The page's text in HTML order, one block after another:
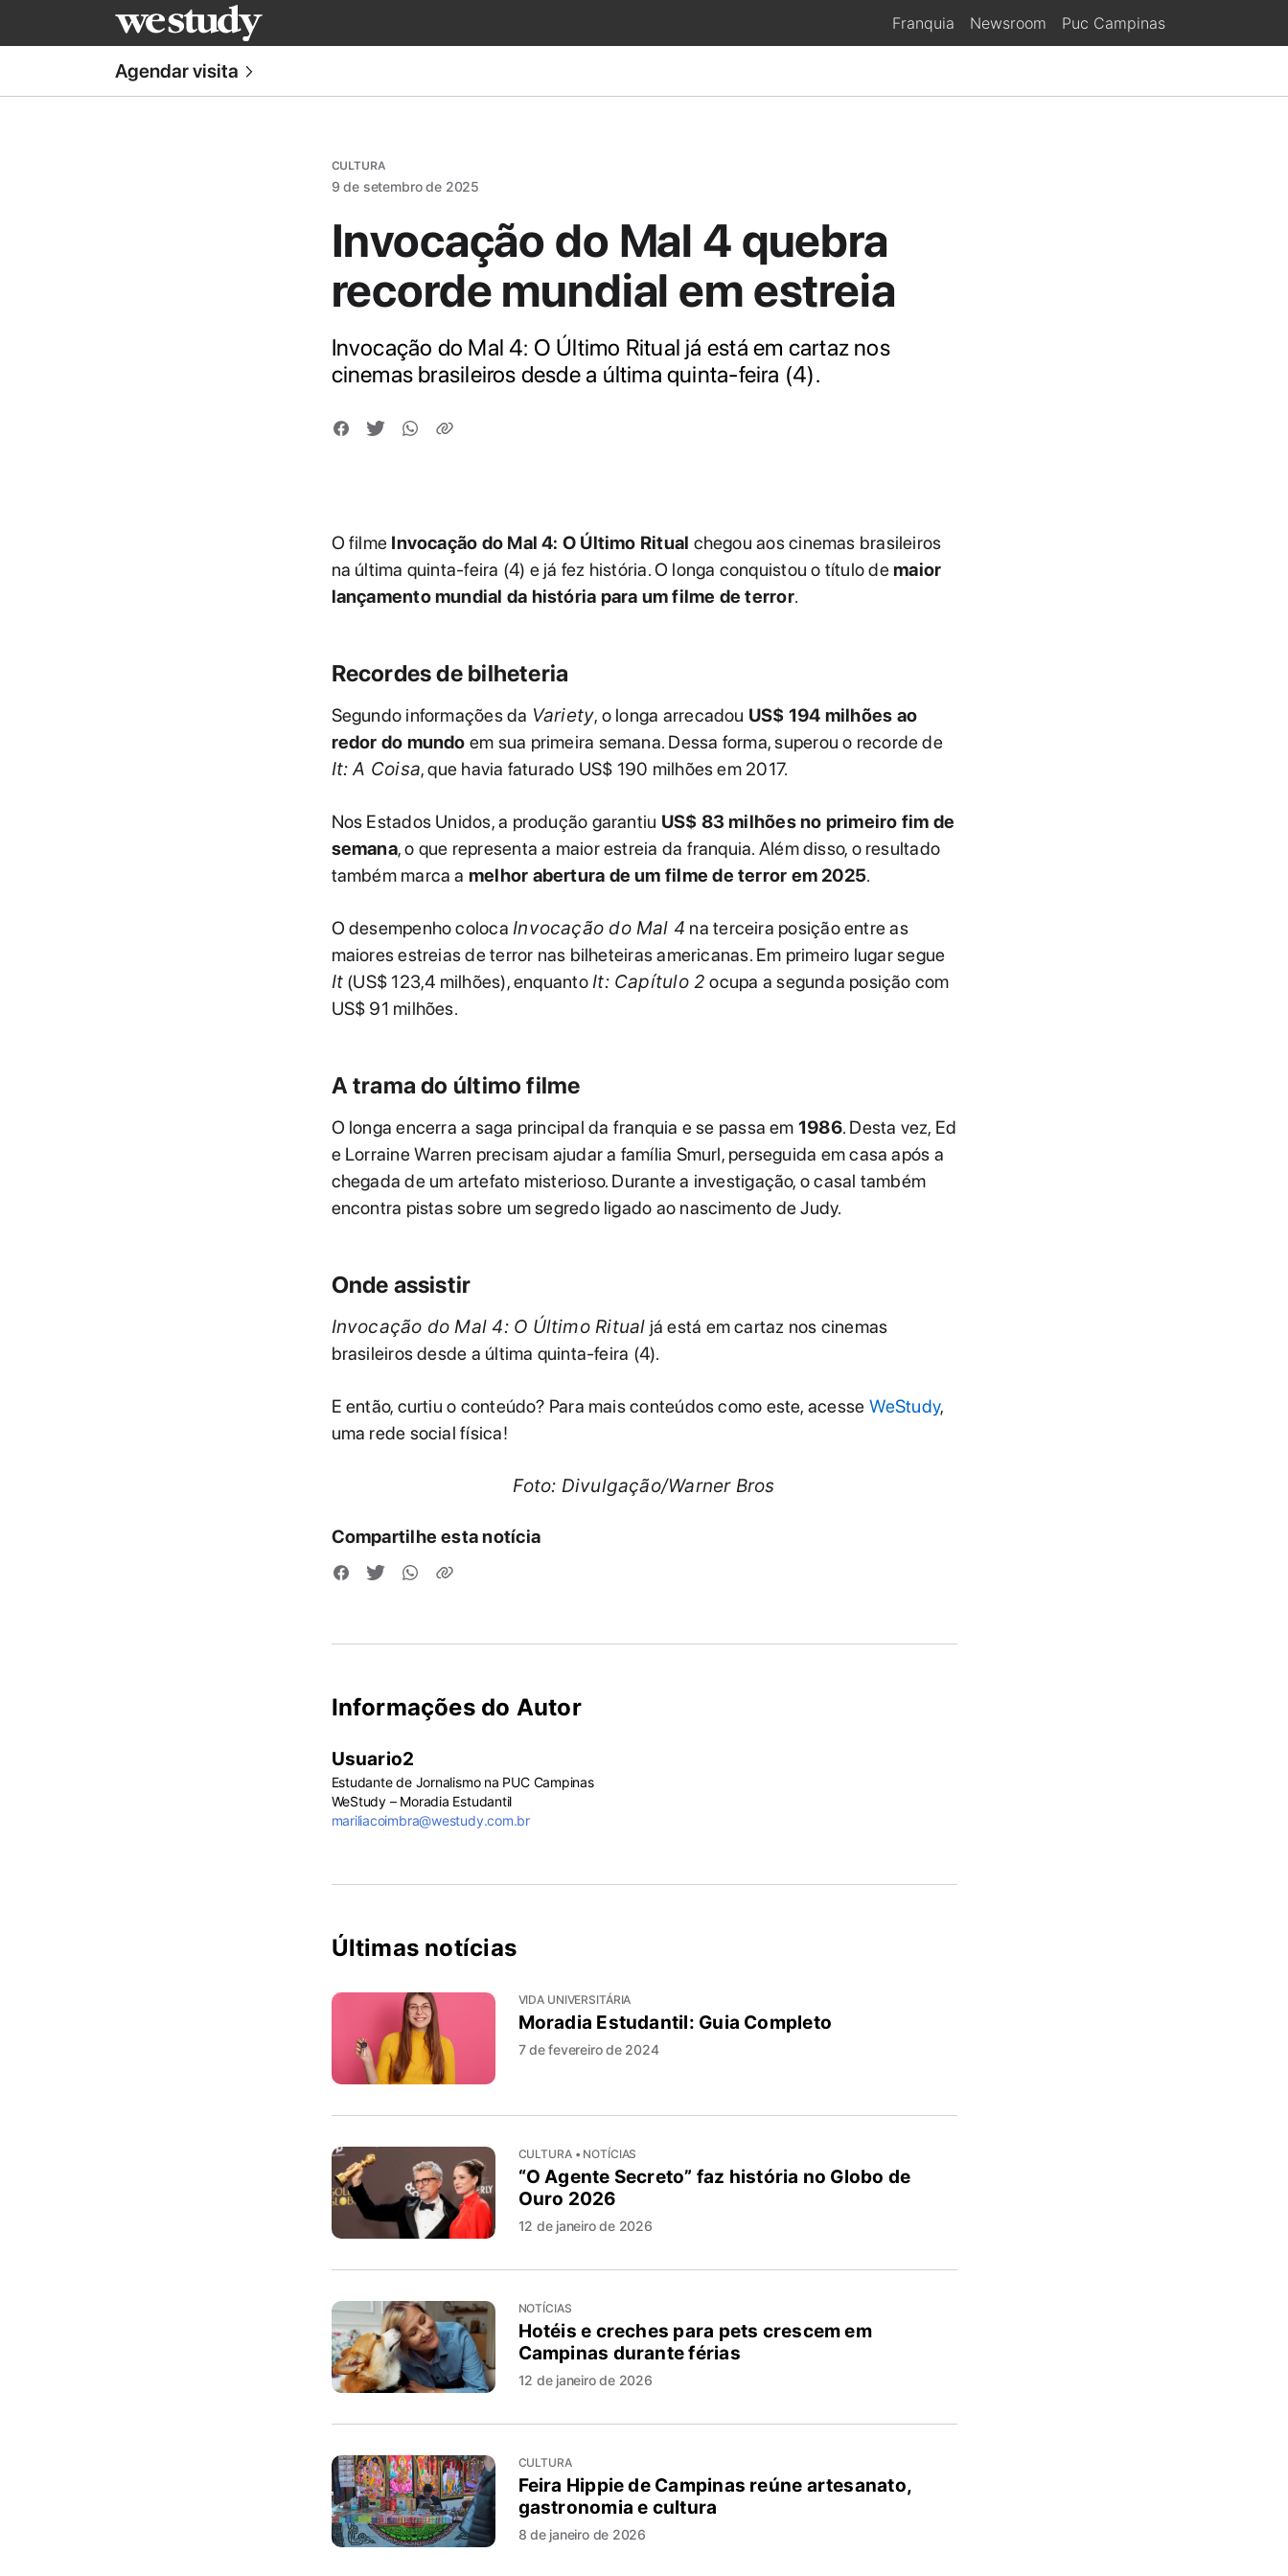
Franquia Newsroom Puc Campinas
Agendar visita
CULTURA
9 de setembro de 2025
Invocação do Mal 4 quebra
recorde mundial em estreia
Invocação do Mal 4: O Último Ritual já está em cartaz nos
cinemas brasileiros desde a última quinta-feira (4).
O filme Invocação do Mal 4: O Último Ritual chegou aos cinemas brasileiros
na última quinta-feira (4) e já fez história. O longa conquistou o título demaior
lançamento mundial da história para um filme de terror.
Recordes de bilheteria
Segundo informações da Variety, o longa arrecadou US$ 194 milhões ao
redor do mundo em sua primeira semana. Dessa forma, superou o recorde de
It: A Coisa, que havia faturado US$ 190 milhões em 2017.
Nos Estados Unidos, a produção garantiu US$ 83 milhões no primeiro fim de
semana, o que representa a maior estreia da franquia. Além disso, o resultado
também marca a melhor abertura de um filme de terror em 2025.
O desempenho colocaInvocação do Mal 4 na terceira posição entre as
maiores estreias de terror nas bilheteiras americanas. Em primeiro lugar segue
It(US$ 123,4 milhões), enquantoIt: Capítulo 2 ocupa a segunda posição com
US$ 91 milhões.
A trama do último filme
O longa encerra a saga principal da franquia e se passa em 1986. Desta vez, Ed
e Lorraine Warren precisam ajudar a família Smurl, perseguida em casa após a
chegada de um artefato misterioso. Durante a investigação, o casal também
encontra pistas sobre um segredo ligado ao nascimento de Judy.
Onde assistir
Invocação do Mal 4: O Último Ritual já está em cartaz nos cinemas
brasileiros desde a última quinta-feira (4).
E então, curtiu o conteúdo? Para mais conteúdos como este, acesse WeStudy,
uma rede social física!
Foto: Divulgação/Warner Bros
Compartilhe esta notícia
Informações do Autor
Usuario2
Estudante de Jornalismo na PUC Campinas
WeStudy – Moradia Estudantil
mariliacoimbra@westudy.com.br
Últimas notícias
VIDA UNIVERSITÁRIA
Moradia Estudantil: Guia Completo
7 de fevereiro de 2024
CULTURA • NOTÍCIAS
“O Agente Secreto” faz história no Globo de
Ouro 2026
12 de janeiro de 2026
NOTÍCIAS
Hotéis e creches para pets crescem em
Campinas durante férias
12 de janeiro de 2026
CULTURA
Feira Hippie de Campinas reúne artesanato,
gastronomia e cultura
8 de janeiro de 2026